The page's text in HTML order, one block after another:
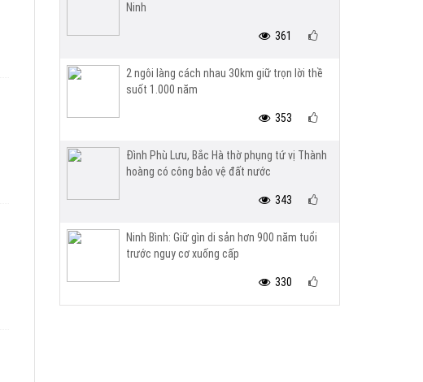
Ninh
361
2 ngôi làng cách nhau 30km giữ trọn lời thề
suốt 1.000 năm
353
Đình Phù Lưu, Bắc Hà thờ phụng tứ vị Thành
hoàng có công bảo vệ đất nước
343
Ninh Bình: Giữ gìn di sản hơn 900 năm tuổi
trước nguy cơ xuống cấp
330